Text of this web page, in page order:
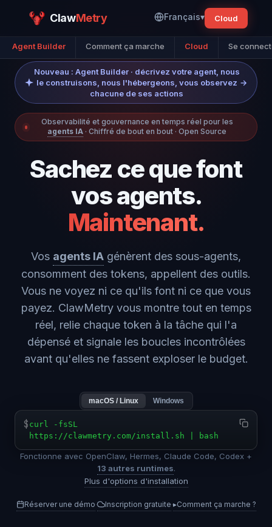
ClawMetry Français▾ Cloud
Agent Builder Comment ça marche Cloud Se
Nouveau : Agent Builder · décrivez votre agent, nous
le construisons, nous l'hébergeons, vous observez
chacune de ses actions
→
Observabilité et gouvernance en temps réel pour les
agents IA · Chiffré de bout en bout · Open Source
Sachez ce que font
vos agents.
Maintenant.
Vos agents IA génèrent des sous-agents,
consomment des tokens, appellent des outils.
Vous ne voyez ni ce qu'ils font ni ce que vous
payez. ClawMetry vous montre tout en temps
réel, relie chaque token à la tâche qui l'a
dépensé et signale les boucles incontrôlées
avant qu'elles ne fassent exploser le budget.
macOS / Linux Windows
$ curl -fsSL
https://clawmetry.com/install.sh | bash
Fonctionne avec OpenClaw, Hermes, Claude Code, Codex +
13 autres runtimes.
Plus d'options d'installation
Réserver une démo· Inscription gratuite·▸Comment ça marche ?